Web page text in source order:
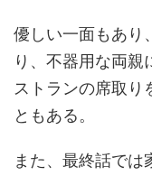
優しい一面もあり
り、不器用な両親
ストランの席取り
ともある。
また、最終話では